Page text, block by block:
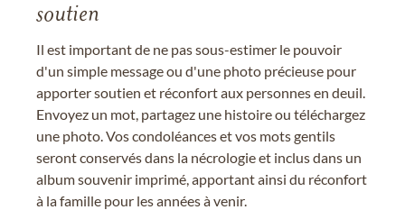
soutien
Il est important de ne pas sous-estimer le pouvoir
d'un simple message ou d'une photo précieuse pour
apporter soutien et réconfort aux personnes en deuil.
Envoyez un mot, partagez une histoire ou téléchargez
une photo. Vos condoléances et vos mots gentils
seront conservés dans la nécrologie et inclus dans un
album souvenir imprimé, apportant ainsi du réconfort
à la famille pour les années à venir.